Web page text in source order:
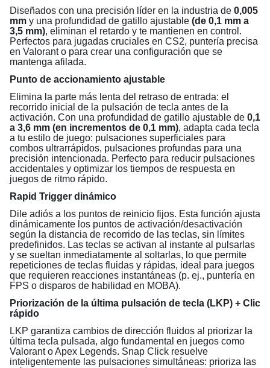
Diseñados con una precisión líder en la industria de 0,005
mm y una profundidad de gatillo ajustable (de 0,1 mm a
3,5 mm), eliminan el retardo y te mantienen en control.
Perfectos para jugadas cruciales en CS2, puntería precisa
en Valorant o para crear una configuración que se
mantenga afilada.
Punto de accionamiento ajustable
Elimina la parte más lenta del retraso de entrada: el
recorrido inicial de la pulsación de tecla antes de la
activación. Con una profundidad de gatillo ajustable de 0,1
a 3,6 mm (en incrementos de 0,1 mm), adapta cada tecla
a tu estilo de juego: pulsaciones superficiales para
combos ultrarrápidos, pulsaciones profundas para una
precisión intencionada. Perfecto para reducir pulsaciones
accidentales y optimizar los tiempos de respuesta en
juegos de ritmo rápido.
Rapid Trigger dinámico
Dile adiós a los puntos de reinicio fijos. Esta función ajusta
dinámicamente los puntos de activación/desactivación
según la distancia de recorrido de las teclas, sin límites
predefinidos. Las teclas se activan al instante al pulsarlas
y se sueltan inmediatamente al soltarlas, lo que permite
repeticiones de teclas fluidas y rápidas, ideal para juegos
que requieren reacciones instantáneas (p. ej., puntería en
FPS o disparos de habilidad en MOBA).
Priorización de la última pulsación de tecla (LKP) + Clic
rápido
LKP garantiza cambios de dirección fluidos al priorizar la
última tecla pulsada, algo fundamental en juegos como
Valorant o Apex Legends. Snap Click resuelve
inteligentemente las pulsaciones simultáneas: prioriza las